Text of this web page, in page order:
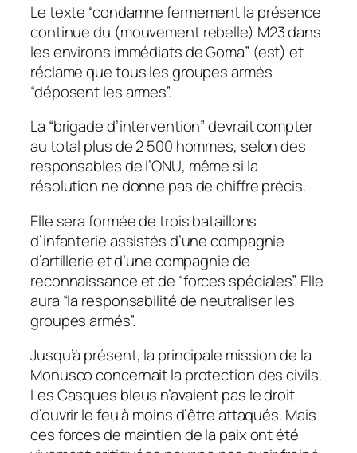
Le texte “condamne fermement la présence
continue du (mouvement rebelle) M23 dans
les environs immédiats de Goma” (est) et
réclame que tous les groupes armés
“déposent les armes”.
La “brigade d’intervention” devrait compter
au total plus de 2 500 hommes, selon des
responsables de l’ONU, même si la
résolution ne donne pas de chiffre précis.
Elle sera formée de trois bataillons
d’infanterie assistés d’une compagnie
d’artillerie et d’une compagnie de
reconnaissance et de “forces spéciales”. Elle
aura “la responsabilité de neutraliser les
groupes armés”.
Jusqu’à présent, la principale mission de la
Monusco concernait la protection des civils.
Les Casques bleus n’avaient pas le droit
d’ouvrir le feu à moins d’être attaqués. Mais
ces forces de maintien de la paix ont été